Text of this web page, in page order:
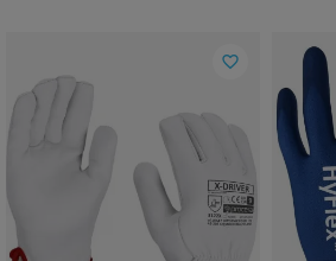
favorite_border